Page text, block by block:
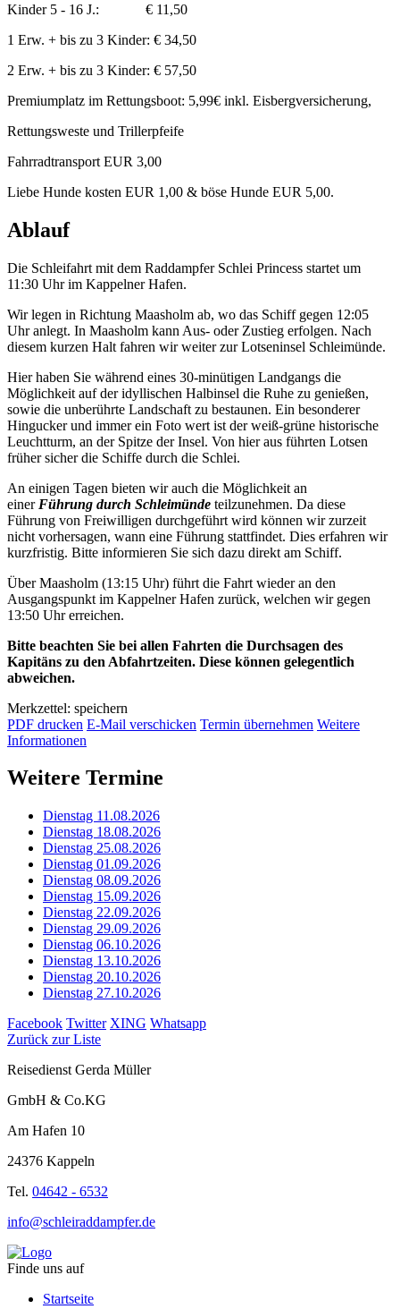
Kinder 5 - 16 J.: € 11,50
1 Erw. + bis zu 3 Kinder: € 34,50
2 Erw. + bis zu 3 Kinder: € 57,50
Premiumplatz im Rettungsboot: 5,99€ inkl. Eisbergversicherung,
Rettungsweste und Trillerpfeife
Fahrradtransport EUR 3,00
Liebe Hunde kosten EUR 1,00 & böse Hunde EUR 5,00.
Ablauf
Die Schleifahrt mit dem Raddampfer Schlei Princess startet um
11:30 Uhr im Kappelner Hafen.
Wir legen in Richtung Maasholm ab, wo das Schiff gegen 12:05
Uhr anlegt. In Maasholm kann Aus- oder Zustieg erfolgen. Nach
diesem kurzen Halt fahren wir weiter zur Lotseninsel Schleimünde.
Hier haben Sie während eines 30-minütigen Landgangs die
Möglichkeit auf der idyllischen Halbinsel die Ruhe zu genießen,
sowie die unberührte Landschaft zu bestaunen. Ein besonderer
Hingucker und immer ein Foto wert ist der weiß-grüne historische
Leuchtturm, an der Spitze der Insel. Von hier aus führten Lotsen
früher sicher die Schiffe durch die Schlei.
An einigen Tagen bieten wir auch die Möglichkeit an
einer Führung durch Schleimünde teilzunehmen. Da diese
Führung von Freiwilligen durchgeführt wird können wir zurzeit
nicht vorhersagen, wann eine Führung stattfindet. Dies erfahren wir
kurzfristig. Bitte informieren Sie sich dazu direkt am Schiff.
Über Maasholm (13:15 Uhr) führt die Fahrt wieder an den
Ausgangspunkt im Kappelner Hafen zurück, welchen wir gegen
13:50 Uhr erreichen.
Bitte beachten Sie bei allen Fahrten die Durchsagen des
Kapitäns zu den Abfahrtzeiten. Diese können gelegentlich
abweichen.
Merkzettel: speichern
PDF drucken E-Mail verschicken Termin übernehmen Weitere
Informationen
Weitere Termine
Dienstag 11.08.2026
Dienstag 18.08.2026
Dienstag 25.08.2026
Dienstag 01.09.2026
Dienstag 08.09.2026
Dienstag 15.09.2026
Dienstag 22.09.2026
Dienstag 29.09.2026
Dienstag 06.10.2026
Dienstag 13.10.2026
Dienstag 20.10.2026
Dienstag 27.10.2026
Facebook Twitter XING Whatsapp
Zurück zur Liste
Reisedienst Gerda Müller
GmbH & Co.KG
Am Hafen 10
24376 Kappeln
Tel. 04642 - 6532
info@schleiraddampfer.de
Finde uns auf
Startseite